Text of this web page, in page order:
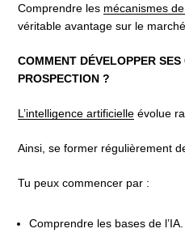
Comprendre les mécanismes de
véritable avantage sur le
COMMENT DÉVELOPPER
PROSPECTION ?
L’intelligence artificielle évolue
Ainsi, se former régulièrement
Tu peux commencer par :
Comprendre les bases de l’IA.